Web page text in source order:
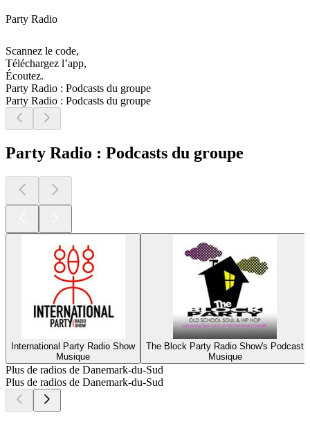
Party Radio
Scannez le code,
Téléchargez l’app,
Écoutez.
Party Radio : Podcasts du groupe
Party Radio : Podcasts du groupe
Party Radio : Podcasts du groupe
International Party Radio Show
Musique
The Block Party Radio Show's Podcast
Musique
Plus de radios de Danemark-du-Sud
Plus de radios de Danemark-du-Sud